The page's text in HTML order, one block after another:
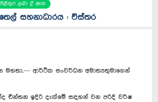
පිළිතුර ලබා දී ඇත
සහනාධාරය : විස්තර
මහතා,— ආර්ථික සංවර්ධන අමාත්‍යතුමාගෙන්
ඉදිරි දැක්මේ සඳහන් වන පරිදි වර්ෂ